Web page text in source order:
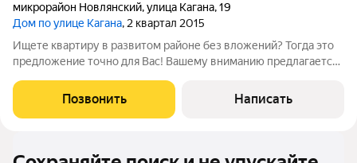
микрорайон Новлянский,улица Кагана,19
Дом по улице Кагана, 2 квартал 2015
Ищете квартиру в развитом районе без вложений? Тогда это
предложение точно для Вас! Вашему вниманию предлагается
отличным ремонтом! Квартира: - хорошее состояние, ремонт
делали для себя; - комнаты
Позвонить Написать